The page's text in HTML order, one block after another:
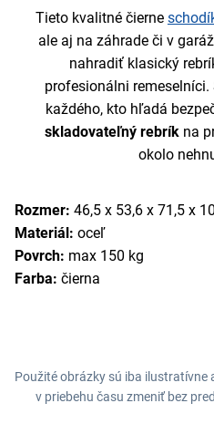
Tieto kvalitné čierne
ale aj na záhrade či v
nahradiť klasický
profesionálni remeselníci.
každého, kto hľadá
skladovateľný rebrík na
okolo
Rozmer: 46,5 x 53,6 x 71,5 x
Materiál: oceľ
Povrch: max 150 kg
Farba: čierna
Použité obrázky sú iba ilustratívne
v priebehu času zmeniť bez